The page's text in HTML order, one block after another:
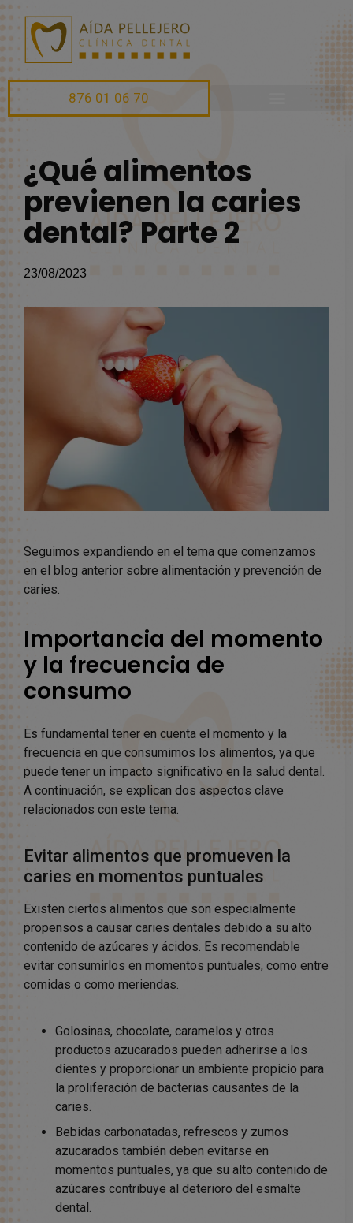
876 01 06 70
¿Qué alimentos
previenen la caries
dental? Parte 2
23/08/2023
Seguimos expandiendo en el tema que comenzamos
en el blog anterior sobre alimentación y prevención de
caries.
Importancia del momento
y la frecuencia de
consumo
Es fundamental tener en cuenta el momento y la
frecuencia en que consumimos los alimentos, ya que
puede tener un impacto significativo en la salud dental.
A continuación, se explican dos aspectos clave
relacionados con este tema.
Evitar alimentos que promueven la
caries en momentos puntuales
Existen ciertos alimentos que son especialmente
propensos a causar caries dentales debido a su alto
contenido de azúcares y ácidos. Es recomendable
evitar consumirlos en momentos puntuales, como entre
comidas o como meriendas.
Golosinas, chocolate, caramelos y otros
productos azucarados pueden adherirse a los
dientes y proporcionar un ambiente propicio para
la proliferación de bacterias causantes de la
caries.
Bebidas carbonatadas, refrescos y zumos
azucarados también deben evitarse en
momentos puntuales, ya que su alto contenido de
azúcares contribuye al deterioro del esmalte
dental.